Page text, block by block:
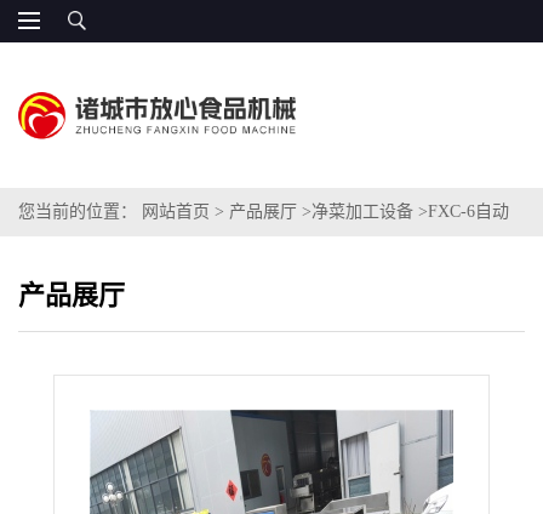
您当前的位置： 网站首页 > 产品展厅 >净菜加工设备 >FXC-6自动
产品展厅